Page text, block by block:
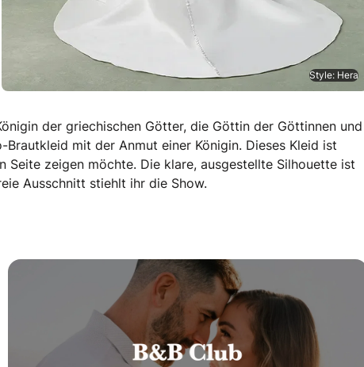
Style: Hera
der griechischen Götter, die Göttin der Göttinnen und
mit der Anmut einer Königin. Dieses Kleid ist
zeigen möchte. Die klare, ausgestellte Silhouette ist
Ausschnitt stiehlt ihr die Show.